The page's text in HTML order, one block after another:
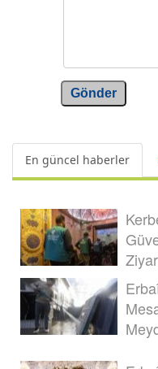
Gönder
En güncel haberler